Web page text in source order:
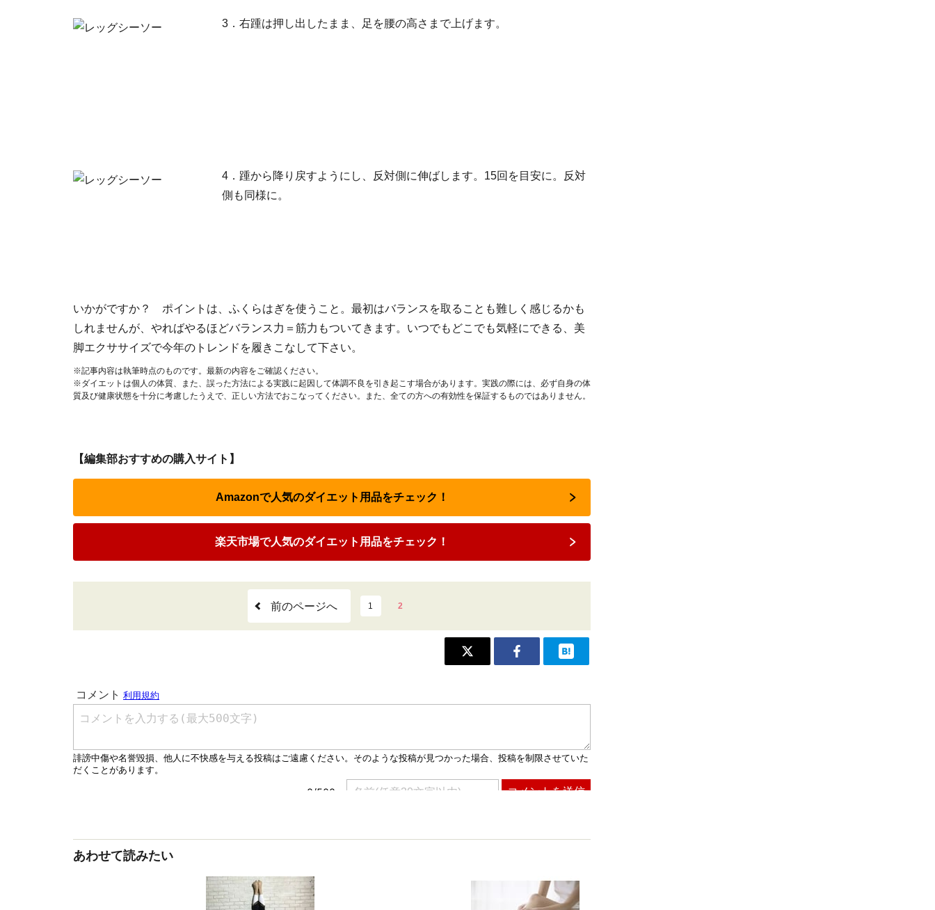
3．右踵は押し出したまま、足を腰の高さまで上げます。
4．踵から降り戻すようにし、反対側に伸ばします。15回を目安に。反対
側も同様に。
いかがですか？ ポイントは、ふくらはぎを使うこと。最初はバランスを取ることも難しく感じるかも
しれませんが、やればやるほどバランス力＝筋力もついてきます。いつでもどこでも気軽にできる、美
脚エクササイズで今年のトレンドを履きこなして下さい。
※記事内容は執筆時点のものです。最新の内容をご確認ください。
※ダイエットは個人の体質、また、誤った方法による実践に起因して体調不良を引き起こす場合があります。実践の際には、必ず自身の体
質及び健康状態を十分に考慮したうえで、正しい方法でおこなってください。また、全ての方への有効性を保証するものではありません。
【編集部おすすめの購入サイト】
Amazonで人気のダイエット用品をチェック！
楽天市場で人気のダイエット用品をチェック！
前のページへ 1 2
あわせて読みたい